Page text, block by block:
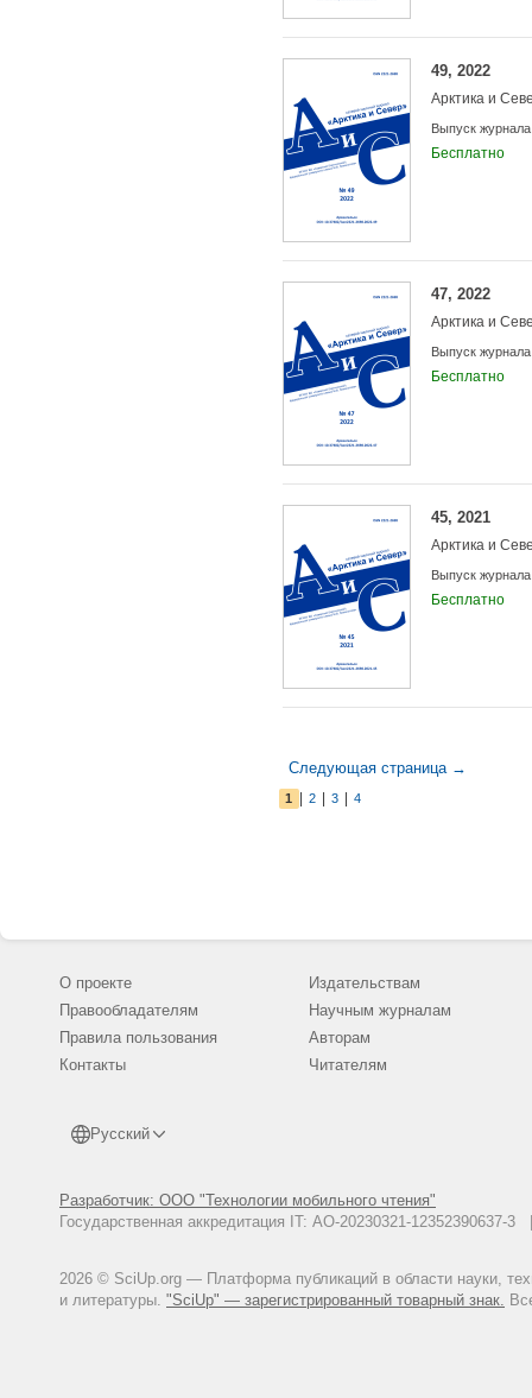
49, 2022
Арктика и
Выпуск журнала
Бесплатно
47, 2022
Арктика и
Выпуск журнала
Бесплатно
45, 2021
Арктика и
Выпуск журнала
Бесплатно
Следующая страница →
1 2 3 4
О проекте
Правообладателям
Правила пользования
Контакты
Русский
Разработчик: ООО "Технологии мобильного чтения"
Государственная аккредитация IT: АО-20230321-
2026 © SciUp.org — Платформа публикаций в области науки,
и литературы. "SciUp" — зарегистрированный товарный знак.
Издательствам
Научным журналам
Авторам
Читателям